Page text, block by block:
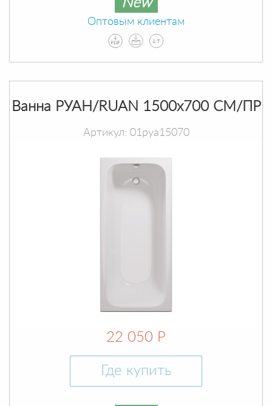
New
Оптовым клиентам
Ванна РУАН/RUAN 1500х700 СМ/ПР
Артикул: 01руа15070
22 050 Р
Где купить